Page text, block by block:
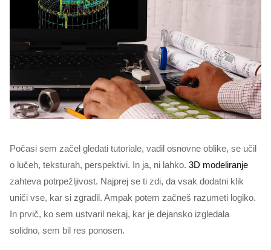
Počasi sem začel gledati tutoriale, vadil osnovne oblike, se učil
o lučeh, teksturah, perspektivi. In ja, ni lahko. 3D modeliranje
zahteva potrpežljivost. Najprej se ti zdi, da vsak dodatni klik
uniči vse, kar si zgradil. Ampak potem začneš razumeti logiko.
In prvič, ko sem ustvaril nekaj, kar je dejansko izgledala
solidno, sem bil res ponosen.